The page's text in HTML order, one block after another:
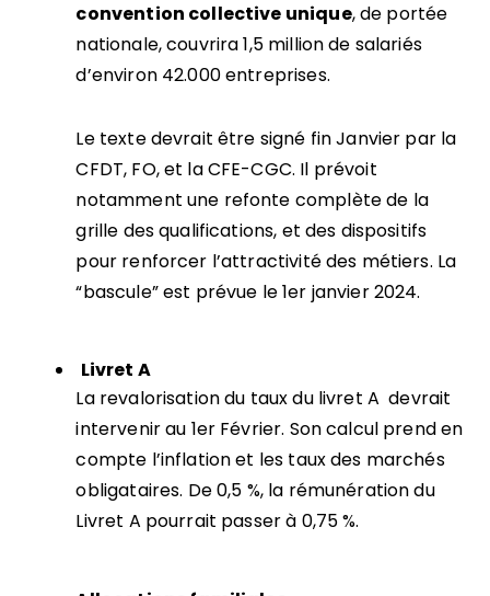
convention collective unique, de portée
nationale, couvrira 1,5 million de salariés
d’environ 42.000 entreprises.
Le texte devrait être signé fin Janvier par la
CFDT, FO, et la CFE-CGC. Il prévoit
notamment une refonte complète de la
grille des qualifications, et des dispositifs
pour renforcer l’attractivité des métiers. La
“bascule” est prévue le 1er janvier 2024.
Livret A
La revalorisation du taux du livret A devrait
intervenir au 1er Février. Son calcul prend en
compte l’inflation et les taux des marchés
obligataires. De 0,5 %, la rémunération du
Livret A pourrait passer à 0,75 %.